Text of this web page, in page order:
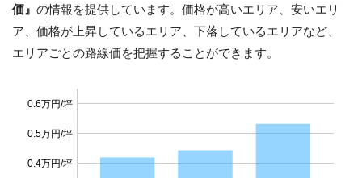
価』 の情報を提供しています。価格が高いエリア、安いエリ
ア、価格が上昇しているエリア、下落しているエリアなど、
エリアごとの路線価を把握することができます。
0.4万円/坪
0.5万円/坪
0.6万円/坪